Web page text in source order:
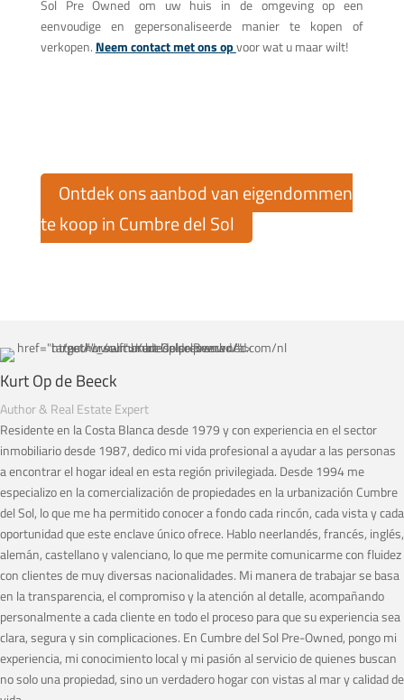
Sol Pre Owned om uw huis in de omgeving op een
eenvoudige en gepersonaliseerde manier te kopen of
verkopen. Neem contact met ons opvoor wat u maar wilt!
Ontdek ons aanbod van eigendommen
te koop in Cumbre del Sol
Kurt Op de Beeck
Author & Real Estate Expert
Residente en la Costa Blanca desde 1979 y con experiencia en el sector
inmobiliario desde 1987, dedico mi vida profesional a ayudar a las personas
a encontrar el hogar ideal en esta región privilegiada. Desde 1994 me
especializo en la comercialización de propiedades en la urbanización Cumbre
del Sol, lo que me ha permitido conocer a fondo cada rincón, cada vista y cada
oportunidad que este enclave único ofrece. Hablo neerlandés, francés, inglés,
alemán, castellano y valenciano, lo que me permite comunicarme con fluidez
con clientes de muy diversas nacionalidades. Mi manera de trabajar se basa
en la transparencia, el compromiso y la atención al detalle, acompañando
personalmente a cada cliente en todo el proceso para que su experiencia sea
clara, segura y sin complicaciones. En Cumbre del Sol Pre-Owned, pongo mi
experiencia, mi conocimiento local y mi pasión al servicio de quienes buscan
no solo una propiedad, sino un verdadero hogar con vistas al mar y calidad de